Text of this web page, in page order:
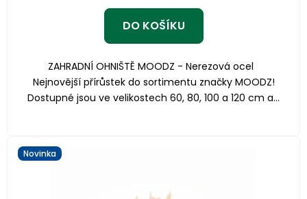
DO KOŠÍKU
ZAHRADNÍ OHNIŠTĚ MOODZ - Nerezová ocel
Nejnovější přírůstek do sortimentu značky MOODZ!
Dostupné jsou ve velikostech 60, 80, 100 a 120 cm a...
Novinka